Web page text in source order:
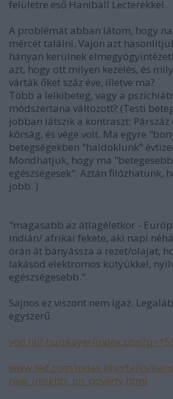
felületre eső Haniball Lecterekkel.
A problémát abban látom, hogy
mércét találni. Vajon azt
hányan kerülnek
azt, hogy ott milyen kezelés, és
várták őket száz éve, illetve ma?
Több a lelkibeteg, vagy a
módszertana változott? (Testi
jobban látszik a kontraszt: Párszáz
kórság, és vége volt. Ma egyre
betegségekben "haldoklunk"
Mondhatjuk, hogy ma
egészségesek". Aztán filózhatunk,
jobb. )
"magasabb az átlagéletkor -
indián/ afrikai fekete, aki napi
órán át bányássza a rezet/olajat,
lakásod elektromos kütyükkel,
egészségesebb."
Sajnos ez viszont nem igaz.
egyszerű.
vod.niif.hu/player/
www.ted.com/index.php/talks/
new_insights_on_poverty.html